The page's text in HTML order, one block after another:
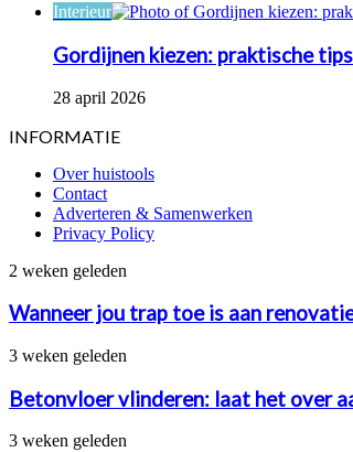
Interieur
Gordijnen kiezen: praktische
28 april 2026
INFORMATIE
Over huistools
Contact
Adverteren & Samenwerken
Privacy Policy
Wanneer
trap
toe
is
renovatie
2 weken geleden
Wanneer jou trap toe is aan
Betonvloer
laat
het
over
3 weken geleden
Betonvloer vlinderen: laat het over
Zelf
3 weken geleden